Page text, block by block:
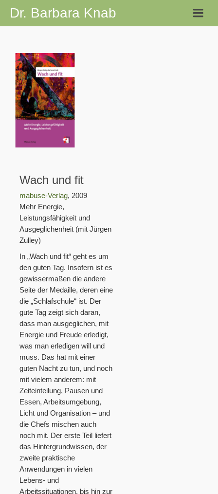
Dr. Barbara Knab
Wach und fit
mabuse-Verlag, 2009
Mehr Energie,
Leistungsfähigkeit und
Ausgeglichenheit (mit Jürgen
Zulley)
In „Wach und fit“ geht es um
den guten Tag. Insofern ist es
gewissermaßen die andere
Seite der Medaille, deren eine
die „Schlafschule“ ist. Der
gute Tag zeigt sich daran,
dass man ausgeglichen, mit
Energie und Freude erledigt,
was man erledigen will und
muss. Das hat mit einer
guten Nacht zu tun, und noch
mit vielem anderem: mit
Zeiteinteilung, Pausen und
Essen, Arbeitsumgebung,
Licht und Organisation – und
die Chefs mischen auch
noch mit. Der erste Teil liefert
das Hintergrundwissen, der
zweite praktische
Anwendungen in vielen
Lebens- und
Arbeitssituationen, bis hin zur